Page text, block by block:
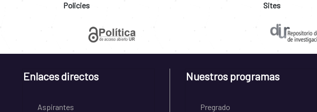
Policies Sites
Enlaces directos
Aspirantes
Nuestros programas
Pregrado